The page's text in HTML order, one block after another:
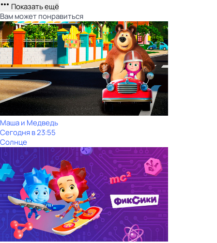
Показать ещё
Вам может понравиться
Маша и Медведь
Сегодня в 23:55
Солнце